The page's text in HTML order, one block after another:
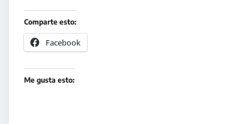
Comparte esto:
Facebook
Me gusta esto: